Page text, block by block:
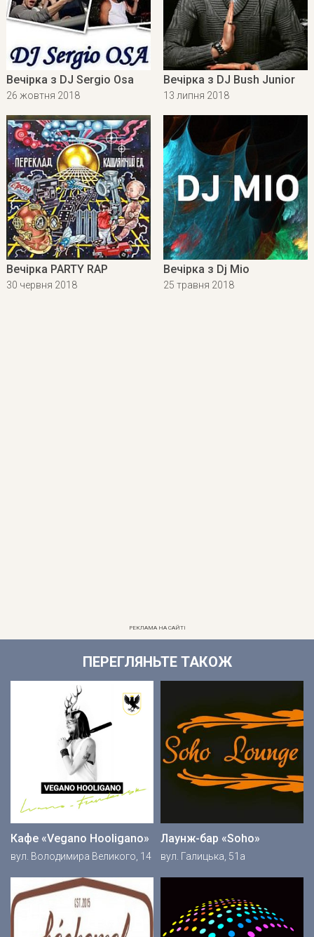
Вечірка з DJ Sergio Osa
26 жовтня 2018
Вечірка з DJ Bush Junior
13 липня 2018
Вечірка PARTY RAP
30 червня 2018
Вечірка з Dj Mio
25 травня 2018
РЕКЛАМА НА САЙТІ
ПЕРЕГЛЯНЬТЕ ТАКОЖ
Кафе «Vegano Hooligano»
вул. Володимира Великого, 14
Лаунж-бар «Soho»
вул. Галицька, 51а